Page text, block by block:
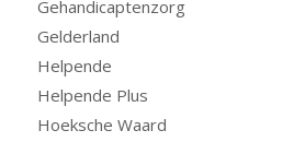
Gehandicaptenzorg
Gelderland
Helpende
Helpende Plus
Hoeksche Waard